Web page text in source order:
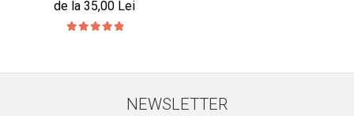
de la 35,00 Lei
NEWSLETTER